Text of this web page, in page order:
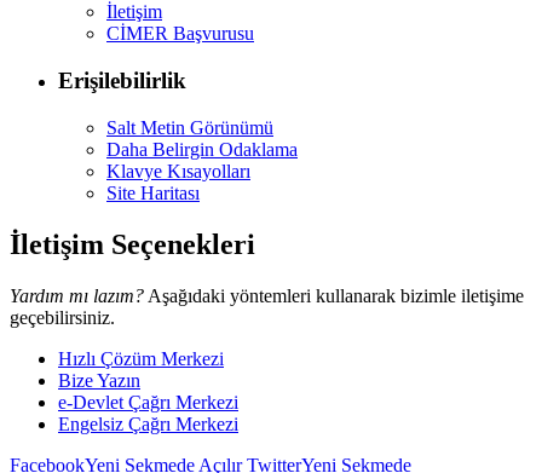
İletişim
CİMER Başvurusu
Erişilebilirlik
Salt Metin Görünümü
Daha Belirgin Odaklama
Klavye Kısayolları
Site Haritası
İletişim Seçenekleri
Yardım mı lazım? Aşağıdaki yöntemleri kullanarak bizimle iletişime
geçebilirsiniz.
Hızlı Çözüm Merkezi
Bize Yazın
e-Devlet Çağrı Merkezi
Engelsiz Çağrı Merkezi
FacebookYeni Sekmede AçılırTwitterYeni Sekmede